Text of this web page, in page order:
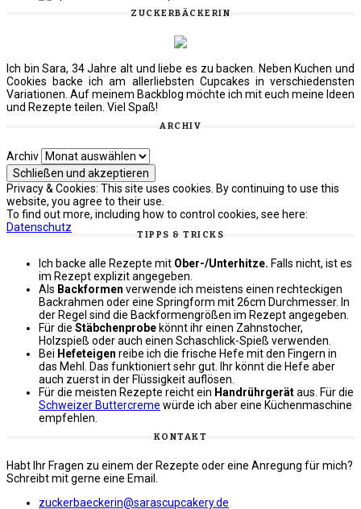
ZUCKERBÄCKERIN
Ich bin Sara, 34 Jahre alt und liebe es zu backen. Neben Kuchen und
Cookies backe ich am allerliebsten Cupcakes in verschiedensten
Variationen. Auf meinem Backblog möchte ich mit euch meine Ideen
und Rezepte teilen. Viel Spaß!
ARCHIV
Archiv
Privacy & Cookies: This site uses cookies. By continuing to use this
website, you agree to their use.
To find out more, including how to control cookies, see here:
Datenschutz
TIPPS & TRICKS
Ich backe alle Rezepte mit Ober-/Unterhitze. Falls nicht, ist es
im Rezept explizit angegeben.
Als Backformen verwende ich meistens einen rechteckigen
Backrahmen oder eine Springform mit 26cm Durchmesser. In
der Regel sind die Backformengrößen im Rezept angegeben.
Für die Stäbchenprobe könnt ihr einen Zahnstocher,
Holzspieß oder auch einen Schaschlick-Spieß verwenden.
Bei Hefeteigen reibe ich die frische Hefe mit den Fingern in
das Mehl. Das funktioniert sehr gut. Ihr könnt die Hefe aber
auch zuerst in der Flüssigkeit auflösen.
Für die meisten Rezepte reicht ein Handrührgerätaus. Für die
Schweizer Buttercreme würde ich aber eine Küchenmaschine
empfehlen.
KONTAKT
Habt Ihr Fragen zu einem der Rezepte oder eine Anregung für mich?
Schreibt mit gerne eine Email.
zuckerbaeckerin@sarascupcakery.de